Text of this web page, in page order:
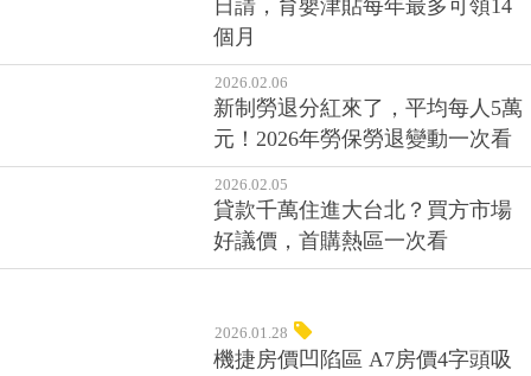
日請，育嬰津貼每年最多可領14
個月
2026.02.06
新制勞退分紅來了，平均每人5萬
元！2026年勞保勞退變動一次看
2026.02.05
貸款千萬住進大台北？買方市場
好議價，首購熱區一次看
2026.01.28
機捷房價凹陷區 A7房價4字頭吸